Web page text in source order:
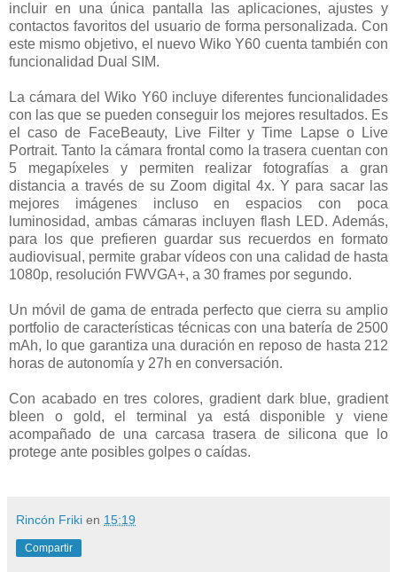
incluir en una única pantalla las aplicaciones, ajustes y
contactos favoritos del usuario de forma personalizada. Con
este mismo objetivo, el nuevo Wiko Y60 cuenta también con
funcionalidad Dual SIM.
La cámara del Wiko Y60 incluye diferentes funcionalidades
con las que se pueden conseguir los mejores resultados. Es
el caso de FaceBeauty, Live Filter y Time Lapse o Live
Portrait. Tanto la cámara frontal como la trasera cuentan con
5 megapíxeles y permiten realizar fotografías a gran
distancia a través de su Zoom digital 4x. Y para sacar las
mejores imágenes incluso en espacios con poca
luminosidad, ambas cámaras incluyen flash LED. Además,
para los que prefieren guardar sus recuerdos en formato
audiovisual, permite grabar vídeos con una calidad de hasta
1080p, resolución FWVGA+, a 30 frames por segundo.
Un móvil de gama de entrada perfecto que cierra su amplio
portfolio de características técnicas con una batería de 2500
mAh, lo que garantiza una duración en reposo de hasta 212
horas de autonomía y 27h en conversación.
Con acabado en tres colores, gradient dark blue, gradient
bleen o gold, el terminal ya está disponible y viene
acompañado de una carcasa trasera de silicona que lo
protege ante posibles golpes o caídas.
Rincón Friki en 15:19
Compartir